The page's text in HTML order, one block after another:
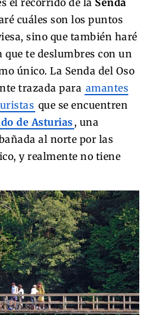
cuáles son los puntos
sino que también haré
te deslumbres con un
único. La Senda del Oso
trazada para amantes
que se encuentren
de Asturias , una
al norte por las
y realmente no tiene